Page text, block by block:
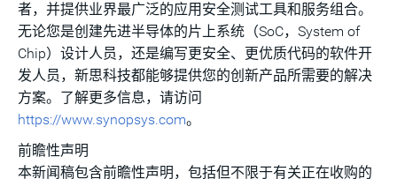
者，并提供业界最广泛的应用安全测试工具和服务组合。
无论您是创建先进半导体的片上系统（SoC，System of
Chip）设计人员，还是编写更安全、更优质代码的软件开
发人员，新思科技都能够提供您的创新产品所需要的解决
方案。了解更多信息，请访问
https://www.synopsys.com。
前瞻性声明
本新闻稿包含前瞻性声明，包括但不限于有关正在收购的